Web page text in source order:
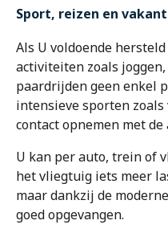
Sport, reizen en
Als U voldoende
activiteiten zoals
paardrijden geen enkel
intensieve sporten
contact opnemen met de
U kan per auto, trein of
het vliegtuig iets meer
maar dankzij de
goed opgevangen.